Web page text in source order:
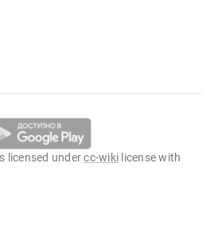
licensed undercc-wiki license with